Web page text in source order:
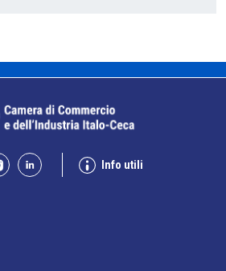
Info utili